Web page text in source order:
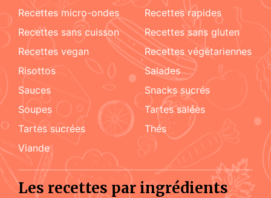
recettes micro-ondes
recettes rapides
recettes sans cuisson
recettes sans gluten
recettes vegan
recettes végétariennes
risottos
salades
sauces
snacks sucrés
soupes
tartes salées
tartes sucrées
Thés
viande
Les recettes par ingrédients